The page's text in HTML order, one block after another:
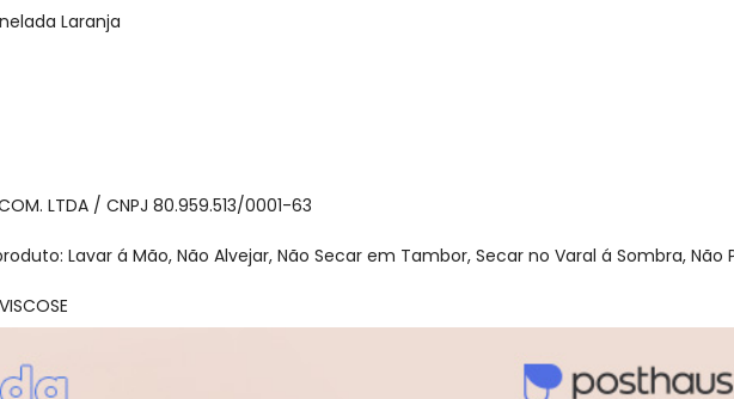
Laranja
LTDA / CNPJ 80.959.513/0001-63
Lavar á Mão, Não Alvejar, Não Secar em Tambor, Secar no Varal á Sombra, Não